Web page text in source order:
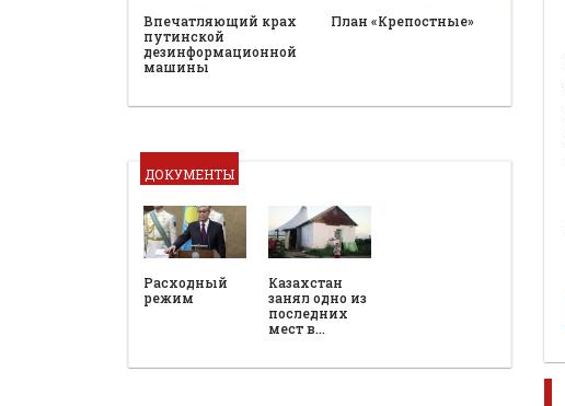
Впечатляющий крах
путинской
дезинформационной
машины
План «Крепостные»
ДОКУМЕНТЫ
Расходный
режим
Казахстан
занял одно из
последних
мест в…